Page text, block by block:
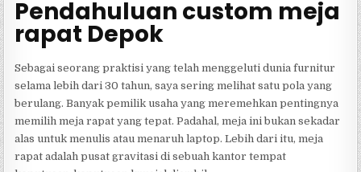
Pendahuluan custom meja
rapat Depok
Sebagai seorang praktisi yang telah menggeluti dunia furnitur
selama lebih dari 30 tahun, saya sering melihat satu pola yang
berulang. Banyak pemilik usaha yang meremehkan pentingnya
memilih meja rapat yang tepat. Padahal, meja ini bukan sekadar
alas untuk menulis atau menaruh laptop. Lebih dari itu, meja
rapat adalah pusat gravitasi di sebuah kantor tempat